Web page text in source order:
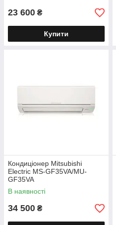
23 600 ₴
Купити
Кондиціонер Mitsubishi
Electric MS-GF35VA/MU-
GF35VA
В наявності
34 500 ₴